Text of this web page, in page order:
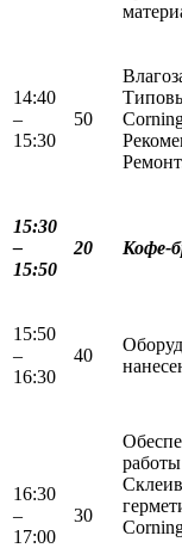
14:40
–
15:30
50
15:30
–
15:50
20 Кофе-
15:50
–
16:30
40
16:30
–
17:00
30